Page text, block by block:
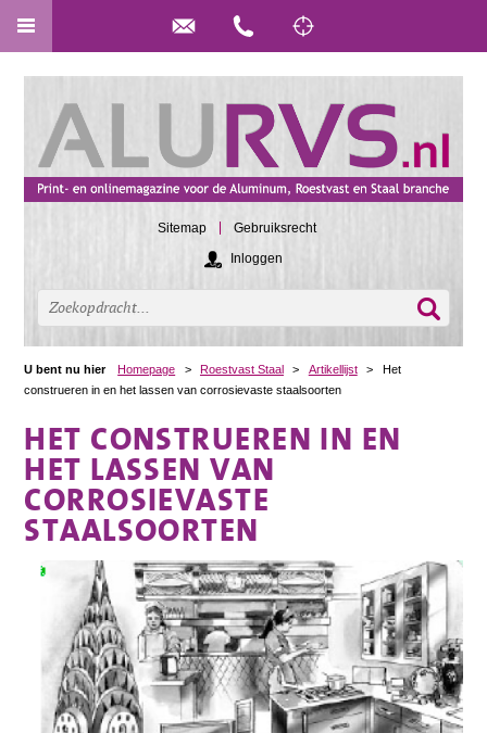
Sitemap
Gebruiksrecht
Inloggen
U bent nu hier Homepage > Roestvast Staal > Artikellijst >
Het
construeren in en het lassen van corrosievaste staalsoorten
HET CONSTRUEREN IN EN
HET LASSEN VAN
CORROSIEVASTE
STAALSOORTEN